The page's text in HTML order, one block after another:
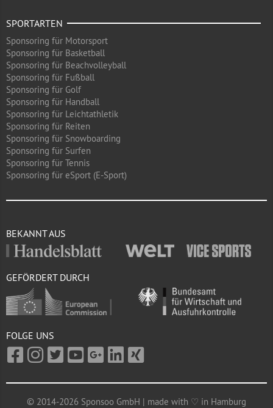
SPORTARTEN
Sponsoring für Motorsport
Sponsoring für Basketball
Sponsoring für Beachvolleyball
Sponsoring für Fußball
Sponsoring für Golf
Sponsoring für Handball
Sponsoring für Leichtathletik
Sponsoring für Reiten
Sponsoring für Snowboarding
Sponsoring für Surfen
Sponsoring für Tennis
Sponsoring für eSport (E-Sport)
BEKANNT AUS
GEFÖRDERT DURCH
FOLGE UNS
© 2014-2026 Sponsoo GmbH | made with ♡ in Hamburg